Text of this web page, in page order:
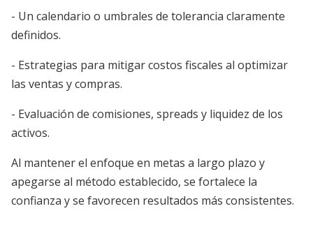
- Un calendario o umbrales de tolerancia claramente
definidos.
- Estrategias para mitigar costos fiscales al optimizar
las ventas y compras.
- Evaluación de comisiones, spreads y liquidez de los
activos.
Al mantener el enfoque en metas a largo plazo y
apegarse al método establecido, se fortalece la
confianza y se favorecen resultados más consistentes.